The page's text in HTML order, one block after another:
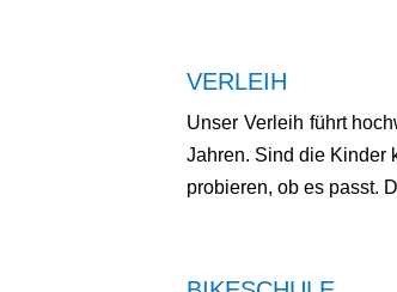
VERLEIH
Unser Verleih führt
Jahren. Sind die Kinder
probieren, ob es passt.